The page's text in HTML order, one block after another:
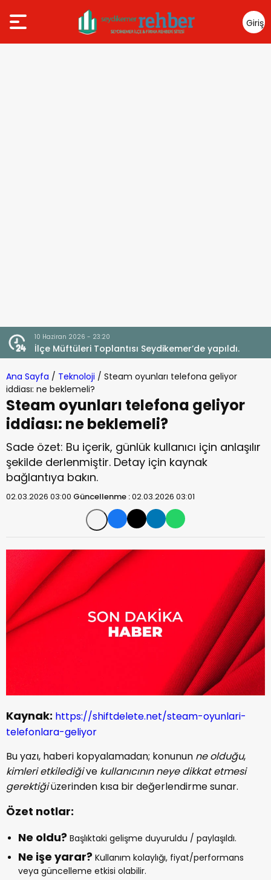
Giriş
Yap
10 Haziran 2026 - 23:20
İlçe Müftüleri Toplantısı Seydikemer’de yapıldı.
Ana Sayfa / Teknoloji / Steam oyunları telefona geliyor
iddiası: ne beklemeli?
Steam oyunları telefona geliyor
iddiası: ne beklemeli?
Sade özet: Bu içerik, günlük kullanıcı için anlaşılır
şekilde derlenmiştir. Detay için kaynak
bağlantıya bakın.
02.03.2026 03:00 Güncellenme :02.03.2026 03:01
Kaynak: https://shiftdelete.net/steam-oyunlari-
telefonlara-geliyor
Bu yazı, haberi kopyalamadan; konunun ne olduğu,
kimleri etkilediğive kullanıcının neye dikkat etmesi
gerektiğiüzerinden kısa bir değerlendirme sunar.
Özet notlar:
Ne oldu? Başlıktaki gelişme duyuruldu / paylaşıldı.
Ne işe yarar? Kullanım kolaylığı, fiyat/performans
veya güncelleme etkisi olabilir.